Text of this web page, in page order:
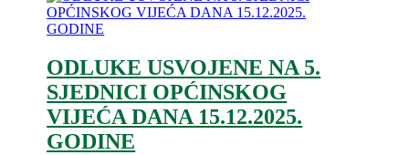
ODLUKE USVOJENE NA 5.
SJEDNICI OPĆINSKOG
VIJEĆA DANA 15.12.2025.
GODINE